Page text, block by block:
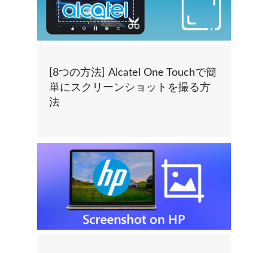
[8つの方法] Alcatel One Touchで簡
単にスクリーンショットを撮る方
法